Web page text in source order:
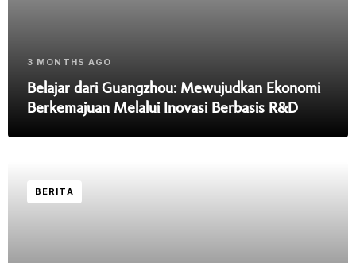
3 MONTHS AGO
Belajar dari Guangzhou: Mewujudkan Ekonomi
Berkemajuan Melalui Inovasi Berbasis R&D
BERITA